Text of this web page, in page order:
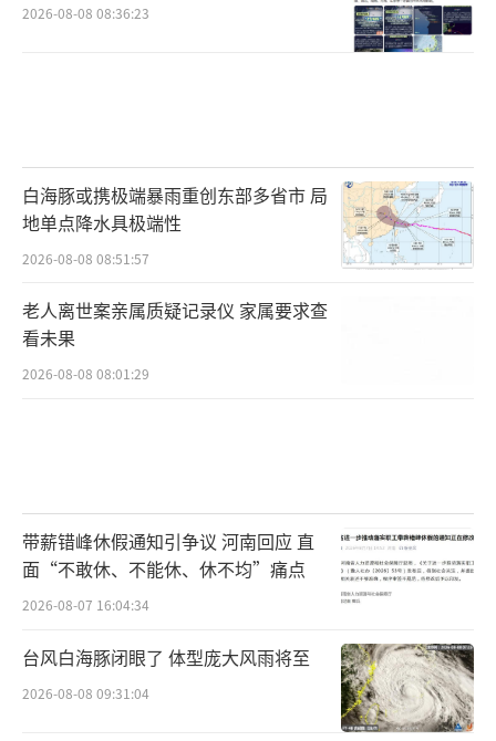
2026-08-08 08:36:23
白海豚或携极端暴雨重创东部多省市 局
地单点降水具极端性
2026-08-08 08:51:57
老人离世案亲属质疑记录仪 家属要求查
看未果
2026-08-08 08:01:29
带薪错峰休假通知引争议 河南回应 直
面“不敢休、不能休、休不均”痛点
2026-08-07 16:04:34
台风白海豚闭眼了 体型庞大风雨将至
2026-08-08 09:31:04